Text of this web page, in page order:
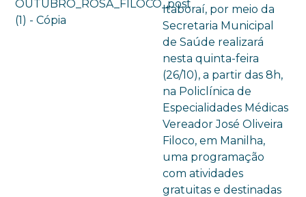
Itaboraí, por meio da
Secretaria Municipal
de Saúde realizará
nesta quinta-feira
(26/10), a partir das 8h,
na Policlínica de
Especialidades Médicas
Vereador José Oliveira
Filoco, em Manilha,
uma programação
com atividades
gratuitas e destinadas